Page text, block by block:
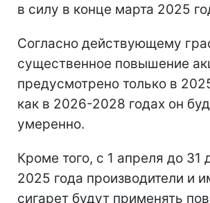
в силу в конце марта 2025
Согласно действующему
существенное повышение
предусмотрено только в
как в 2026-2028 годах он
умеренно.
Кроме того, с 1 апреля до 31
2025 года производители и
сигарет будут применять